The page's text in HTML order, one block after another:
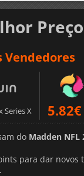
Preço
Vendedores
Series X 5.82€
do Madden NFL
para dar